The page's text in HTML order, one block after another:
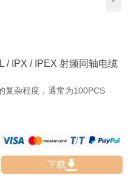
/ IPX / IPEX 射频同轴电缆
复杂程度，通常为100PCS
下载